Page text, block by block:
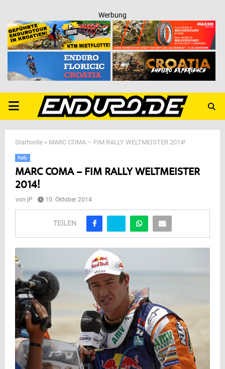
Werbung
PRIMARY
MENU
Startseite » MARC COMA – FIM RALLY WELTMEISTER 2014!
Rally
MARC COMA – FIM RALLY WELTMEISTER
2014!
von jP 10. Oktober 2014
TEILEN